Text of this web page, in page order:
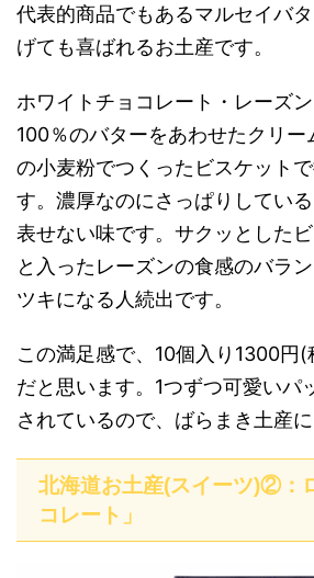
代表的商品でもあるマルセイバ
げても喜ばれるお土産です。
ホワイトチョコレート・レーズ
100％のバターをあわせたクリー
の小麦粉でつくったビスケット
す。濃厚なのにさっぱりしてい
表せない味です。サクッとした
と入ったレーズンの食感のバラ
ツキになる人続出です。
この満足感で、10個入り1300円
だと思います。1つずつ可愛いパ
されているので、ばらまき土産に
北海道お土産(スイーツ)②：
コレート」